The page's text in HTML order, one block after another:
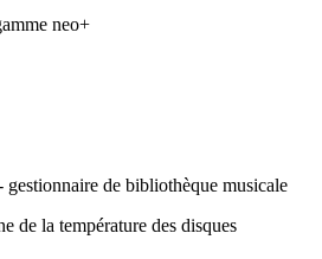
neo+
de bibliothèque musicale
de la température des disques